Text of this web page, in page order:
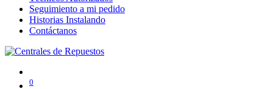
Seguimiento a mi pedido
Historias Instalando
Contáctanos
0